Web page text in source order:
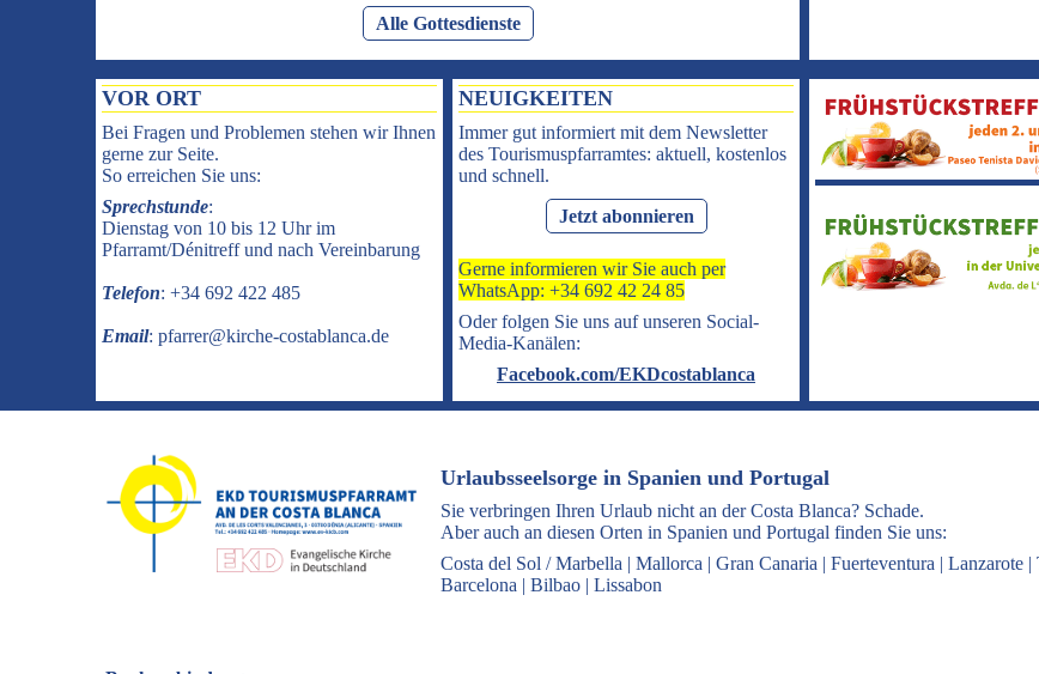
Alle Gottesdienste
VOR ORT
Bei Fragen und Problemen stehen wir Ihnen
gerne zur Seite.
So erreichen Sie uns:
Sprechstunde:
Dienstag von 10 bis 12 Uhr im
Pfarramt/Dénitreff und nach Vereinbarung
Telefon: +34 692 422 485
Email: pfarrer@kirche-costablanca.de
NEUIGKEITEN
Immer gut informiert mit dem Newsletter
des Tourismuspfarramtes: aktuell, kostenlos
und schnell.
Jetzt abonnieren
Gerne informieren wir Sie auch per
WhatsApp: +34 692 42 24 85
Oder folgen Sie uns auf unseren Social-
Media-Kanälen:
Facebook.com/EKDcostablanca
Urlaubsseelsorge in Spanien und Portugal
Sie verbringen Ihren Urlaub nicht an der Costa Blanca? Schade.
Aber auch an diesen Orten in Spanien und Portugal finden Sie uns:
Costa del Sol / Marbella | Mallorca | Gran Canaria | Fuerteventura | Lanzarote |
Barcelona | Bilbao | Lissabon